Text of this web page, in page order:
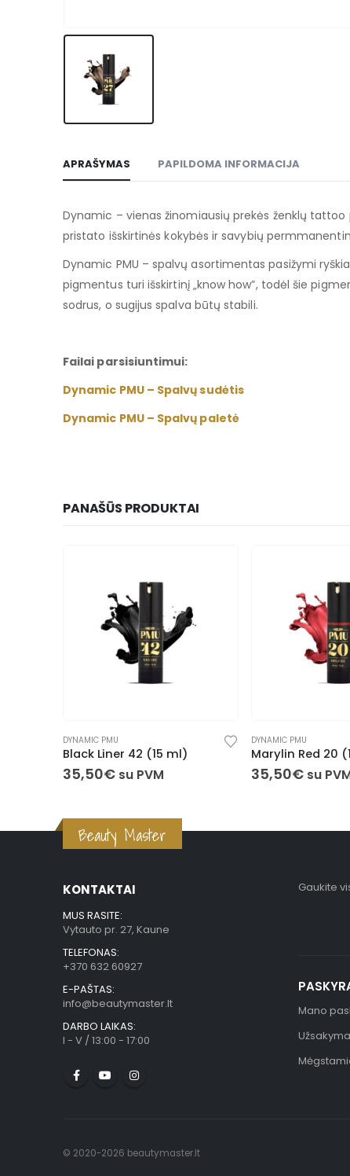
APRAŠYMAS PAPILDOMA INFORMACIJA
Dynamic – vienas žinomiausių prekės ženklų tattoo
pristato išskirtinės kokybės ir savybių
Dynamic PMU – spalvų asortimentas pasižymi
pigmentus turi išskirtinį „know how”, todėl šie
sodrus, o sugijus spalva būtų stabili.
Failai parsisiuntimui:
Dynamic PMU – Spalvų sudėtis
Dynamic PMU – Spalvų paletė
PANAŠŪS PRODUKTAI
DYNAMIC PMU
Black Liner 42 (15 ml)
35,50€ su PVM
DYNAMIC PMU
Marylin Red 20
35,50€ su
Beauty Master
KONTAKTAI
MUS RASITE:
Vytauto pr. 27, Kaune
TELEFONAS:
+370 632 60927
E-PAŠTAS:
info@beautymaster.lt
DARBO LAIKAS:
I - V / 13:00 - 17:00
Gaukite
Mano
© 2020-2026 beautymaster.lt